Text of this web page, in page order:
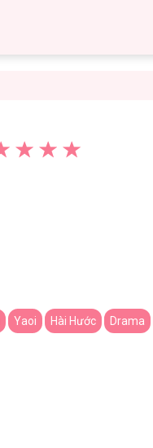
Yaoi Hài Hước Drama